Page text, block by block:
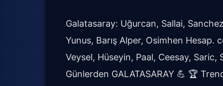
Galatasaray: Uğurcan, Sallai,
Yunus, Barış Alper, Osimhen
Veysel, Hüseyin, Paal, Ceesay,
Günlerden GALATASARAY 💪 🏆